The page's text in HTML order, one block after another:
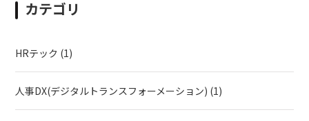
カテゴリ
HRテック (1)
人事DX(デジタルトランスフォーメーション) (1)